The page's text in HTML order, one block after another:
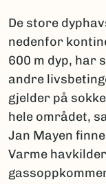
De store
nedenfor
600 m dyp, har
andre
gjelder på
hele området,
Jan Mayen
Varme